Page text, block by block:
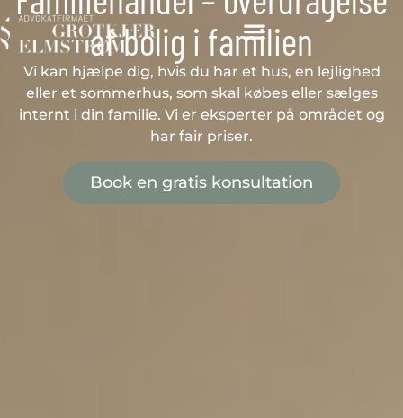
af bolig i familien
Vi kan hjælpe dig, hvis du har et hus, en lejlighed
eller et sommerhus, som skal købes eller sælges
internt i din familie. Vi er eksperter på området og
har fair priser.
Book en gratis konsultation